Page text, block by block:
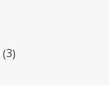
3товара